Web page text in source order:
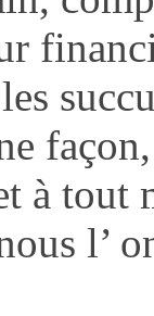
à
l’